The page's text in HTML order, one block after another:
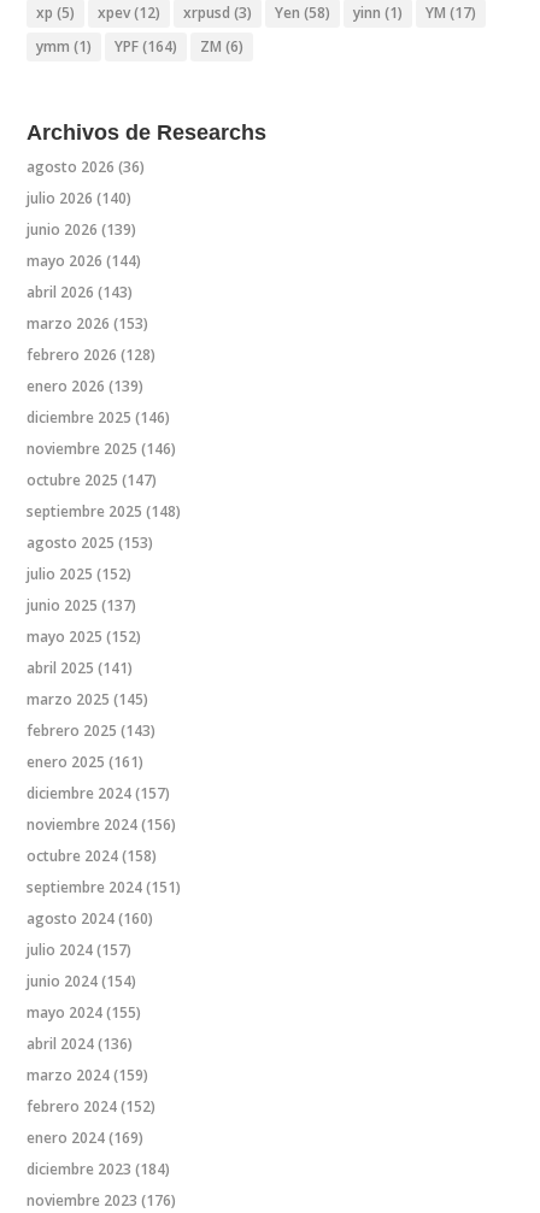
xp (5) xpev(12) xrpusd (3) Yen (58) yinn (1) YM (17)
ymm (1) YPF(164) ZM (6)
Archivos de Researchs
agosto 2026 (36)
julio 2026 (140)
junio 2026 (139)
mayo 2026 (144)
abril 2026 (143)
marzo 2026 (153)
febrero 2026 (128)
enero 2026 (139)
diciembre 2025 (146)
noviembre 2025 (146)
octubre 2025 (147)
septiembre 2025 (148)
agosto 2025 (153)
julio 2025 (152)
junio 2025 (137)
mayo 2025 (152)
abril 2025 (141)
marzo 2025 (145)
febrero 2025 (143)
enero 2025 (161)
diciembre 2024(157)
noviembre 2024(156)
octubre 2024(158)
septiembre 2024(151)
agosto 2024(160)
julio 2024(157)
junio 2024(154)
mayo 2024(155)
abril 2024(136)
marzo 2024(159)
febrero 2024(152)
enero 2024(169)
diciembre 2023 (184)
noviembre 2023 (176)